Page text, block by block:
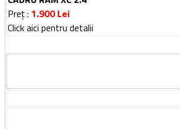
Preț: 1.900Lei
Click aici pentru detalii